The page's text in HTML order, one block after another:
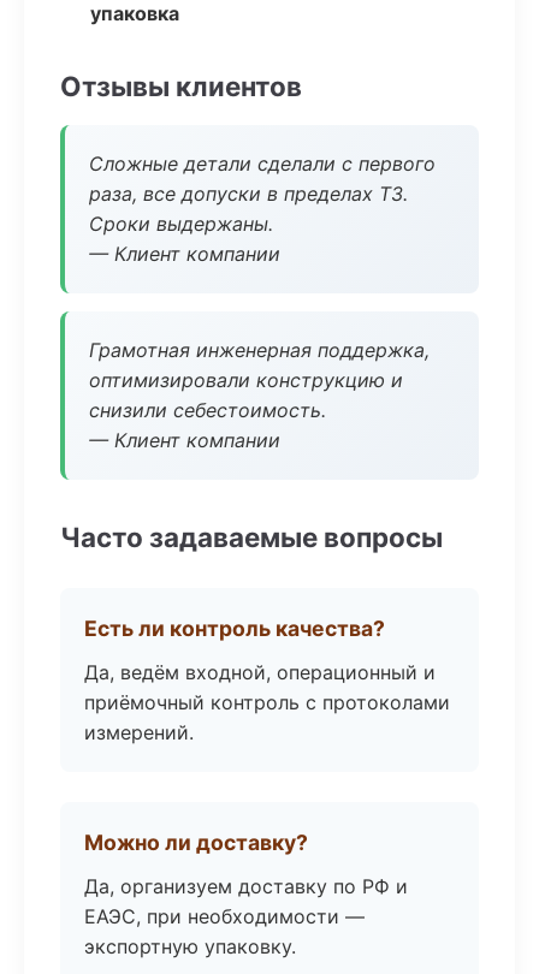
упаковка
Отзывы клиентов
Сложные детали сделали с первого
раза, все допуски в пределах ТЗ.
Сроки выдержаны.
— Клиент компании
Грамотная инженерная поддержка,
оптимизировали конструкцию и
снизили себестоимость.
— Клиент компании
Часто задаваемые вопросы
Есть ли контроль качества?
Да, ведём входной, операционный и
приёмочный контроль с протоколами
измерений.
Можно ли доставку?
Да, организуем доставку по РФ и
ЕАЭС, при необходимости —
экспортную упаковку.